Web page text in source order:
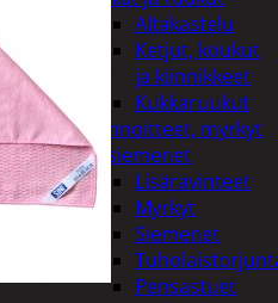
Altakastelu
Ketjut, koukut
ja kiinnikkeet
Kukkaruukut
Lannoitteet, myrkyt
ja siemenet
Lisäravinteet
Myrkyt
Siemenet
Pensastuet